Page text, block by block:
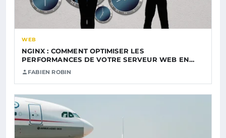
WEB
NGINX : COMMENT OPTIMISER LES
PERFORMANCES DE VOTRE SERVEUR WEB EN…
FABIEN ROBIN